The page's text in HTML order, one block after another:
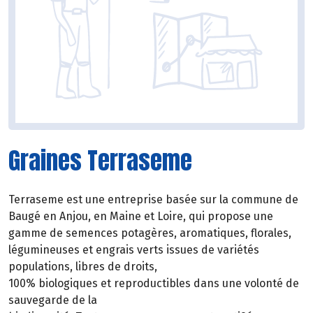
Graines Terraseme
Terraseme est une entreprise basée sur la commune de
Baugé en Anjou, en Maine et Loire, qui propose une
gamme de semences potagères, aromatiques, florales,
légumineuses et engrais verts issues de variétés
populations, libres de droits,
100% biologiques et reproductibles dans une volonté de
sauvegarde de la